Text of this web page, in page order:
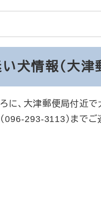
い犬情報（大津
に、大津郵便局付近
293-3113）までご